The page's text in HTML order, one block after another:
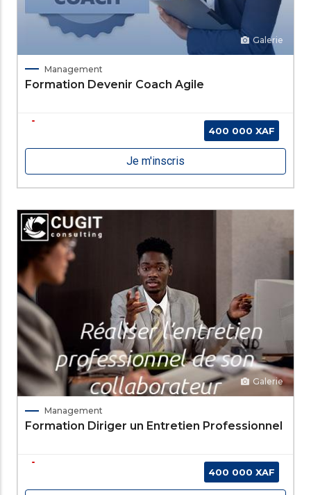
Galerie
Management
Formation Devenir Coach Agile
400 000 XAF
Je m'inscris
Galerie
Management
Formation Diriger un Entretien Professionnel
400 000 XAF